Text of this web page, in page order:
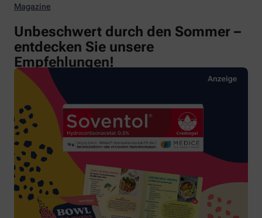
Magazine
Unbeschwert durch den Sommer –
entdecken Sie unsere
Empfehlungen!